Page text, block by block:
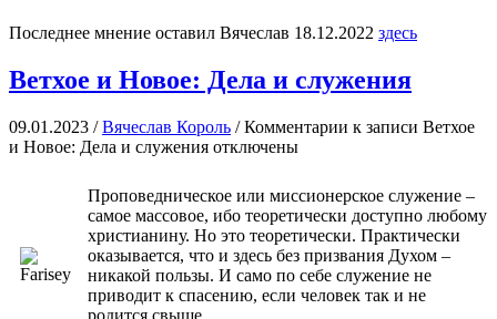
Последнее мнение оставил Вячеслав 18.12.2022 здесь
Ветхое и Новое: Дела и служения
09.01.2023 /Вячеслав Король /Комментарии к записи Ветхое
и Новое: Дела и служения отключены
Проповедническое или миссионерское служение –
самое массовое, ибо теоретически доступно любому
христианину. Но это теоретически. Практически
оказывается, что и здесь без призвания Духом –
никакой пользы. И само по себе служение не
приводит к спасению, если человек так и не
родится свыше.